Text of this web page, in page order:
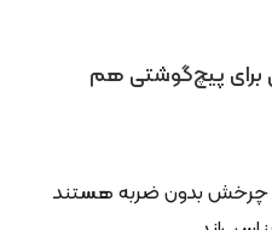
برای پیچ‌گوشتی هم
چرخش بدون ضربه هستند